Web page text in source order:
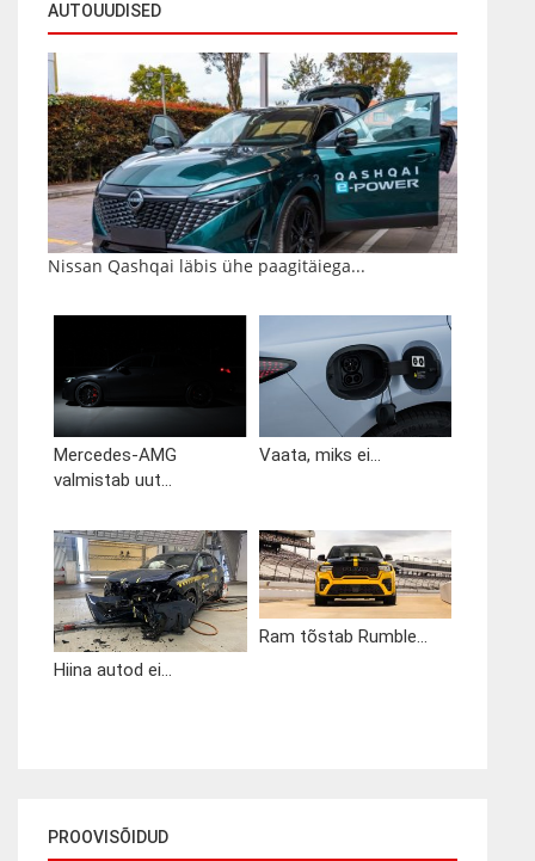
AUTOUUDISED
Nissan Qashqai läbis ühe paagitäiega...
Mercedes-AMG
valmistab uut...
Vaata, miks ei...
Hiina autod ei...
Ram tõstab Rumble...
PROOVISÕIDUD